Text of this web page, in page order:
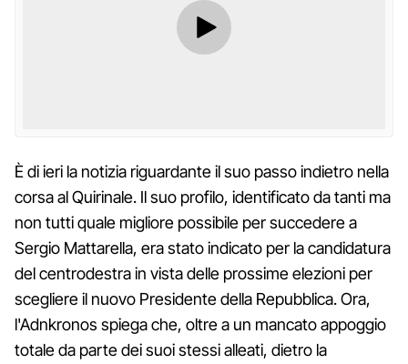
È di ieri la notizia riguardante il suo passo indietro nella
corsa al Quirinale. Il suo profilo, identificato da tanti ma
non tutti quale migliore possibile per succedere a
Sergio Mattarella, era stato indicato per la candidatura
del centrodestra in vista delle prossime elezioni per
scegliere il nuovo Presidente della Repubblica. Ora,
l'Adnkronos spiega che, oltre a un mancato appoggio
totale da parte dei suoi stessi alleati, dietro la